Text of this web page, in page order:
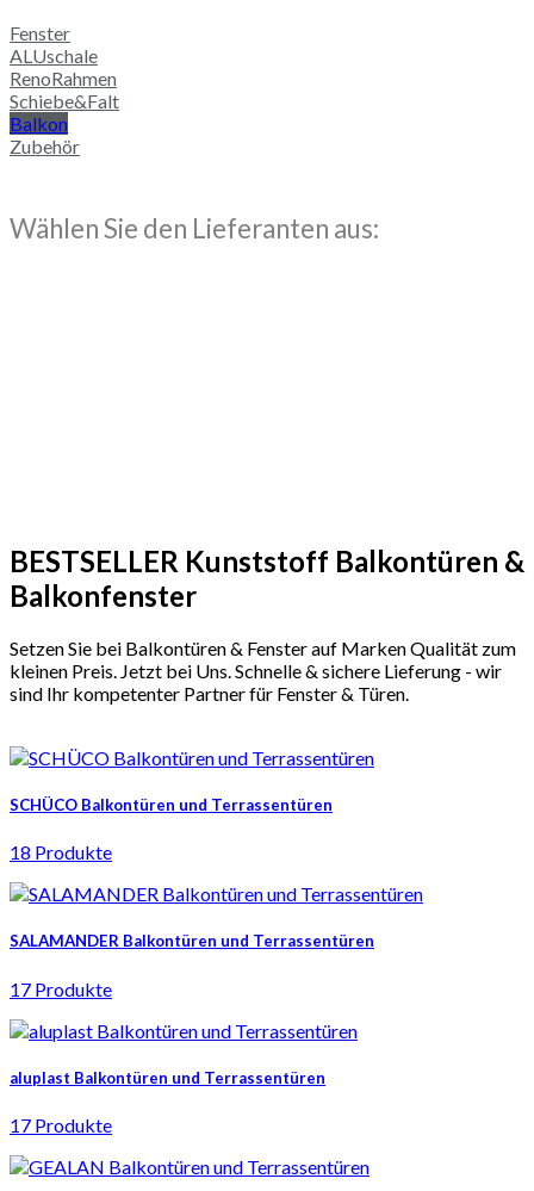
Fenster
ALUschale
RenoRahmen
Schiebe&Falt
Balkon
Zubehör
Wählen Sie den Lieferanten aus:
BESTSELLER Kunststoff Balkontüren &
Balkonfenster
Setzen Sie bei Balkontüren & Fenster auf Marken Qualität zum
kleinen Preis. Jetzt bei Uns. Schnelle & sichere Lieferung - wir
sind Ihr kompetenter Partner für Fenster & Türen.
SCHÜCO Balkontüren und Terrassentüren
18 Produkte
SALAMANDER Balkontüren und Terrassentüren
17 Produkte
aluplast Balkontüren und Terrassentüren
17 Produkte